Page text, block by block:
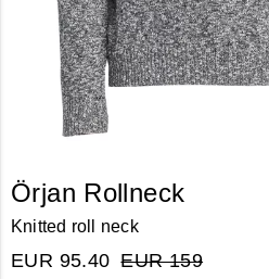
Örjan Rollneck
Knitted roll neck
EUR 95.40 EUR 159